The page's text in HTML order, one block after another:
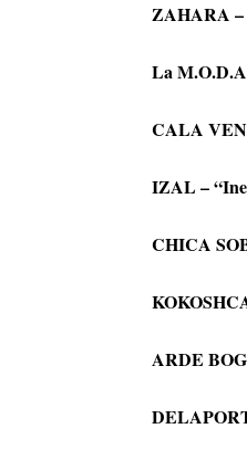
ZAHARA –
La
CALA
IZAL –
CHICA
ARDE